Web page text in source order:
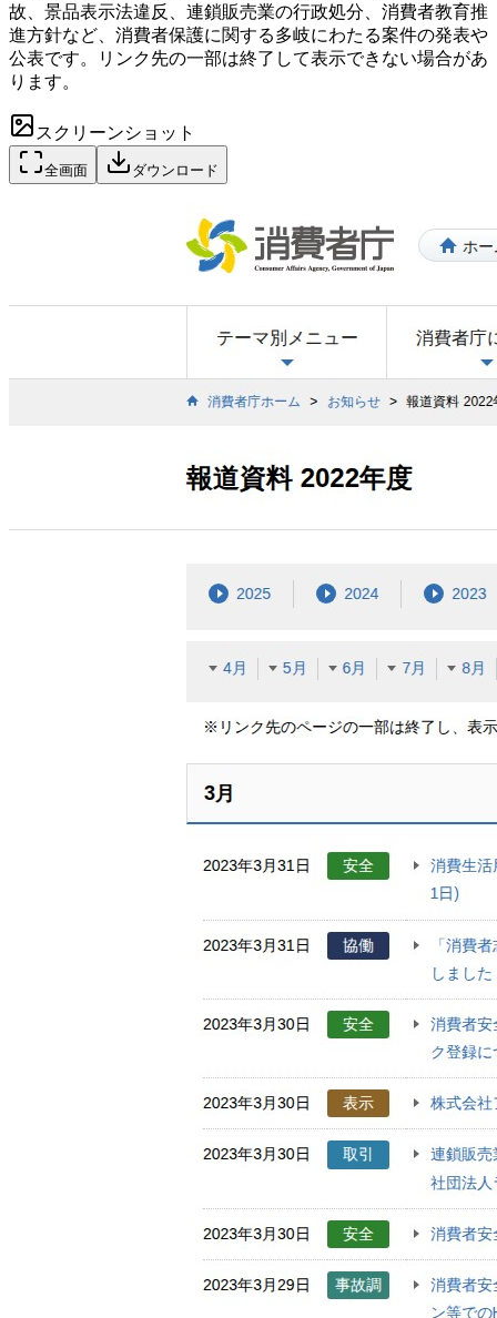
故、景品表示法違反、連鎖販売業の行政処分、消費者教育推
進方針など、消費者保護に関する多岐にわたる案件の発表や
公表です。リンク先の一部は終了して表示できない場合があ
ります。
スクリーンショット
全画面 ダウンロード